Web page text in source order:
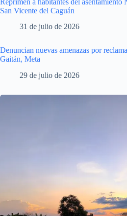
San Vicente del Caguán
31 de julio de 2026
Denuncian nuevas amenazas por
Gaitán, Meta
29 de julio de 2026